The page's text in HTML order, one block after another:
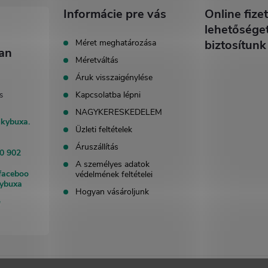
902
Informácie pre vás
Méret meghatározása
Méretváltás
Áruk visszaigénylése
Kapcsolatba lépni
NAGYKERESKEDELEM
Üzleti feltételek
Áruszállítás
A személyes adatok
védelmének feltételei
Hogyan vásároljunk
Online
biztosítunk